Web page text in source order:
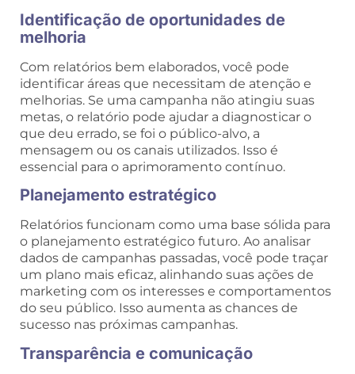
Identificação de oportunidades de
melhoria
Com relatórios bem elaborados, você pode
identificar áreas que necessitam de atenção e
melhorias. Se uma campanha não atingiu suas
metas, o relatório pode ajudar a diagnosticar o
que deu errado, se foi o público-alvo, a
mensagem ou os canais utilizados. Isso é
essencial para o aprimoramento contínuo.
Planejamento estratégico
Relatórios funcionam como uma base sólida para
o planejamento estratégico futuro. Ao analisar
dados de campanhas passadas, você pode traçar
um plano mais eficaz, alinhando suas ações de
marketing com os interesses e comportamentos
do seu público. Isso aumenta as chances de
sucesso nas próximas campanhas.
Transparência e comunicação